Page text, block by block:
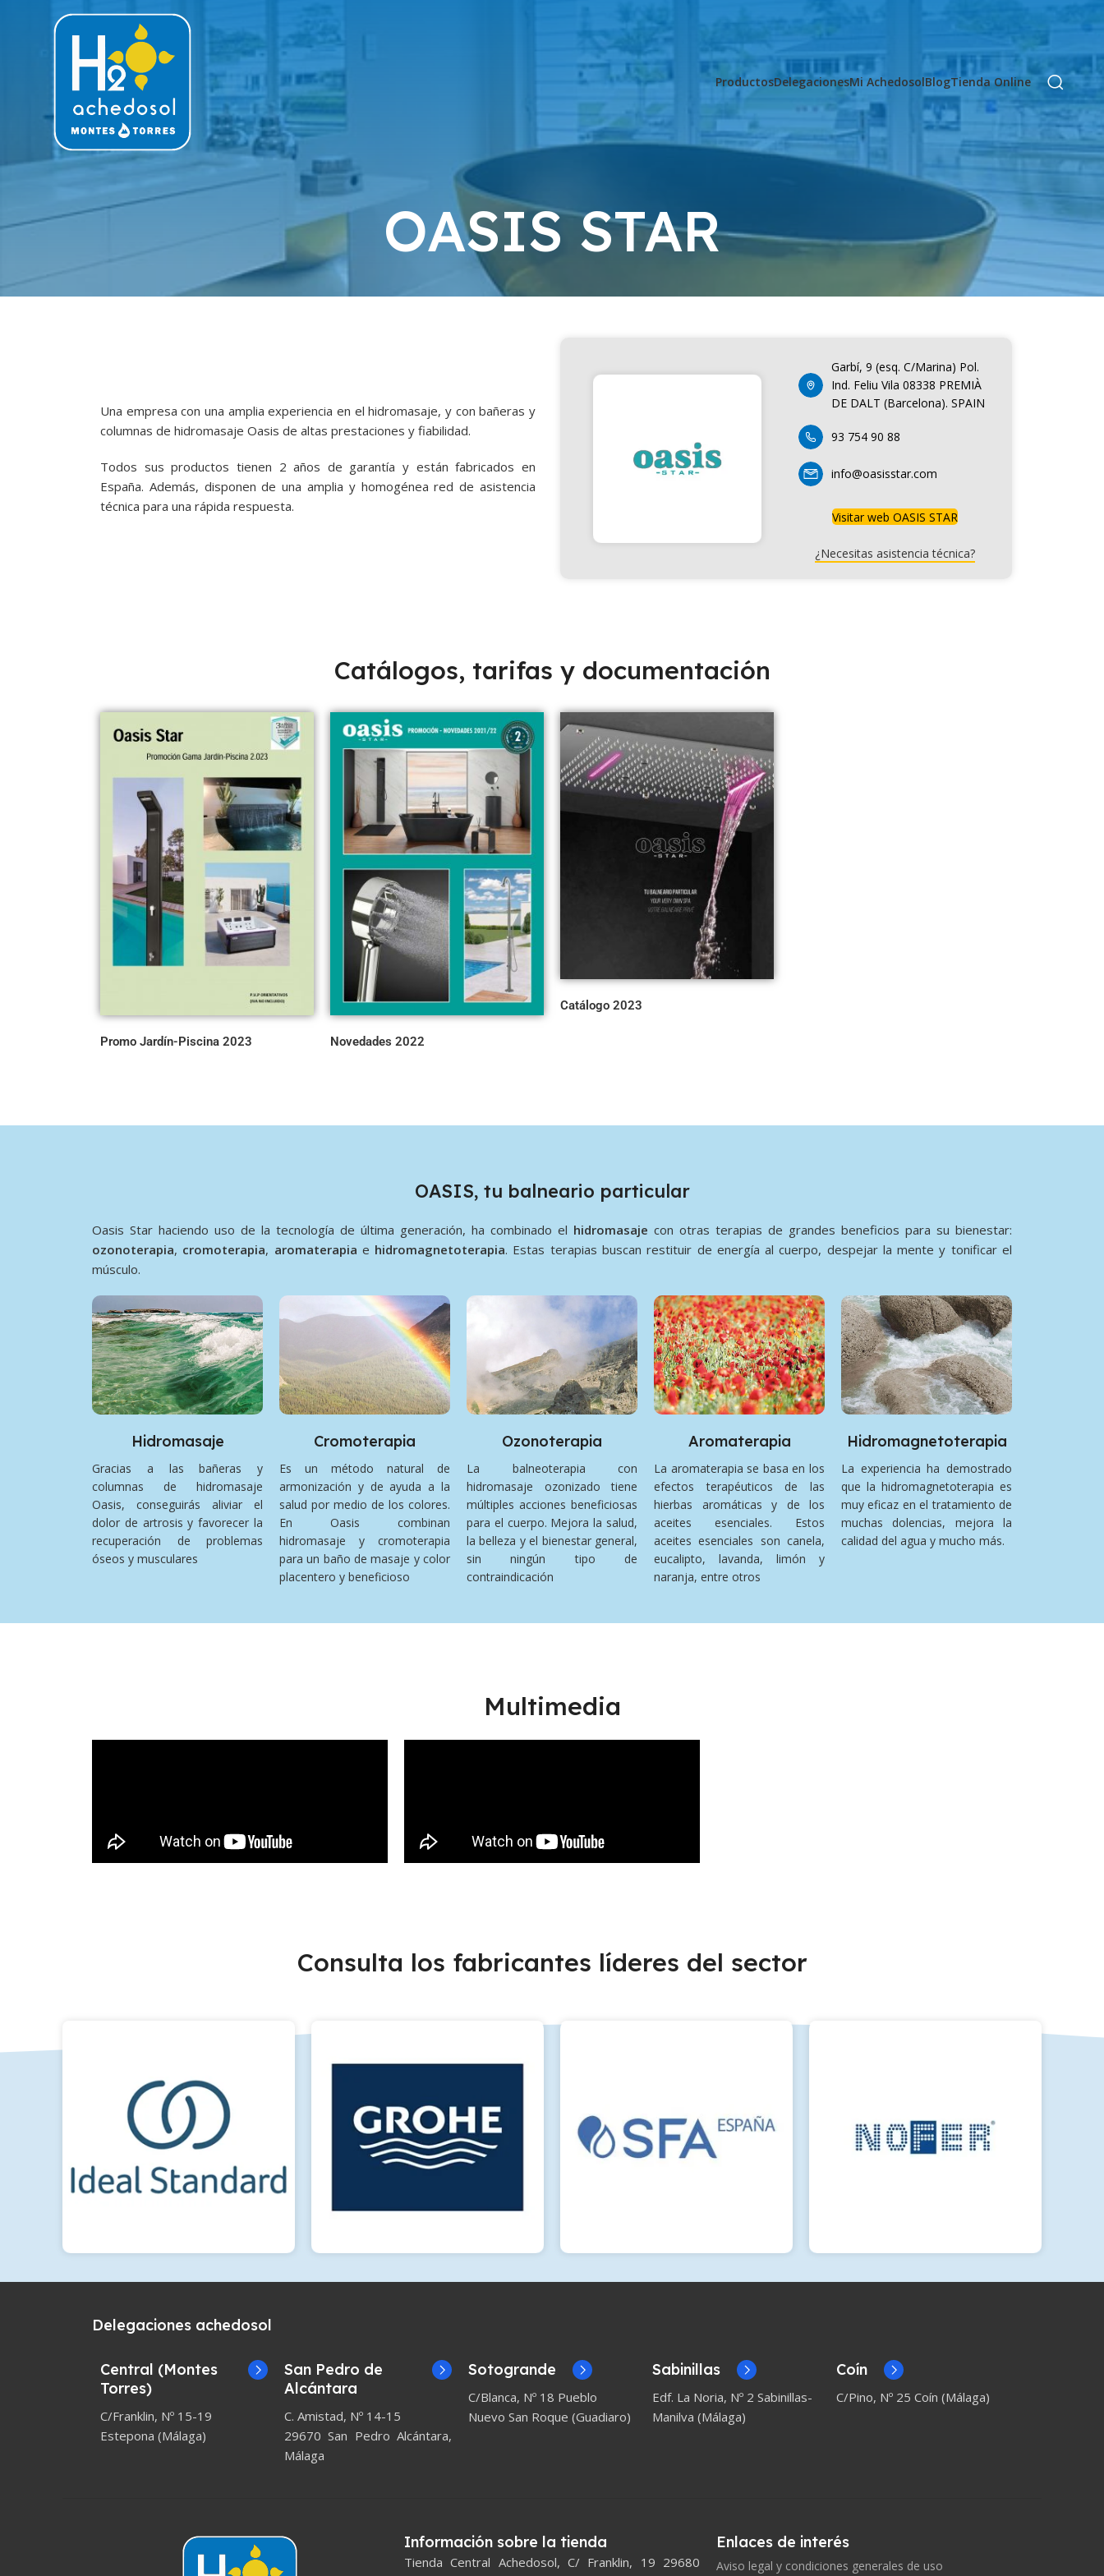
ProductosDelegacionesMi AchedosolBlogTienda Online
OASIS STAR
Una empresa con una amplia experiencia en el hidromasaje, y con bañeras y
columnas de hidromasaje Oasis de altas prestaciones y fiabilidad.
Todos sus productos tienen 2 años de garantía y están fabricados en
España. Además, disponen de una amplia y homogénea red de asistencia
técnica para una rápida respuesta.
Garbí, 9 (esq. C/Marina) Pol.
Ind. Feliu Vila 08338 PREMIÀ
DE DALT (Barcelona). SPAIN
93 754 90 88
info@oasisstar.com
Visitar web OASIS STAR
¿Necesitas asistencia técnica?
Catálogos, tarifas y documentación
Promo Jardín-Piscina 2023 Novedades 2022
Catálogo 2023
OASIS, tu balneario particular
Oasis Star haciendo uso de la tecnología de última generación, ha combinado el hidromasaje con otras terapias de grandes beneficios para su bienestar:
ozonoterapia, cromoterapia, aromaterapia e hidromagnetoterapia. Estas terapias buscan restituir de energía al cuerpo, despejar la mente y tonificar el
músculo.
Hidromasaje
Gracias a las bañeras y
columnas de hidromasaje
Oasis, conseguirás aliviar el
dolor de artrosis y favorecer la
recuperación de problemas
óseos y musculares
Cromoterapia
Es un método natural de
armonización y de ayuda a la
salud por medio de los colores.
En Oasis combinan
hidromasaje y cromoterapia
para un baño de masaje y color
placentero y beneficioso
Ozonoterapia
La balneoterapia con
hidromasaje ozonizado tiene
múltiples acciones beneficiosas
para el cuerpo. Mejora la salud,
la belleza y el bienestar general,
sin ningún tipo de
contraindicación
Aromaterapia
La aromaterapia se basa en los
efectos terapéuticos de las
hierbas aromáticas y de los
aceites esenciales. Estos
aceites esenciales son canela,
eucalipto, lavanda, limón y
naranja, entre otros
Hidromagnetoterapia
La experiencia ha demostrado
que la hidromagnetoterapia es
muy eficaz en el tratamiento de
muchas dolencias, mejora la
calidad del agua y mucho más.
Multimedia
Consulta los fabricantes líderes del sector
Delegaciones achedosol
Central (Montes
Torres)
C/Franklin, Nº 15-19
Estepona (Málaga)
San Pedro de
Alcántara
C. Amistad, Nº 14-15
29670 San Pedro Alcántara,
Málaga
Sotogrande
C/Blanca, Nº 18 Pueblo
Nuevo San Roque (Guadiaro)
Sabinillas
Edf. La Noria, Nº 2 Sabinillas-
Manilva (Málaga)
Coín
C/Pino, Nº 25 Coín (Málaga)
Información sobre la tienda
Tienda Central Achedosol, C/ Franklin, 19 29680
Enlaces de interés
Aviso legal y condiciones generales de uso